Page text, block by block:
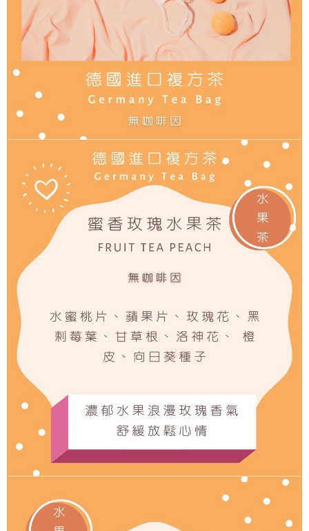
１．透過由恩沛科技股份有限公司提供之「AFTEE先享後付」服務完成之交
易，需依本服務之必要範圍內提供個人資料，並將交易相關給付款項請求債
權轉讓予恩沛科技股份有限公司。
２．關於個人資料處理事宜，請瀏覽以下網址：
https://aftee.tw/terms/#terms3
３．未成年的使用者請事先徵得法定代理人或監護人之同意方可使用
「AFTEE先享後付」，若未經同意申辦者引起之損失，本公司不負相關責
４．使用「AFTEE先享後付」時，將依據個別帳號之用戶狀況，依本公司即
時審查核予不同之上限額度；若仍有額度不足之情形，本公司將視審查結果
請求用戶進行身份認證。
５．嚴禁一人註冊多個帳號或使用他人資訊註冊。若發現惡意使用之情形，
恩沛科技股份有限公司將有權停止該用戶之使用額度並採取法律行動。
付款後門市自取
免運費
貨到付款
每筆NT$180，滿NT$2,500(含以上)免運費
海外運費九折優惠